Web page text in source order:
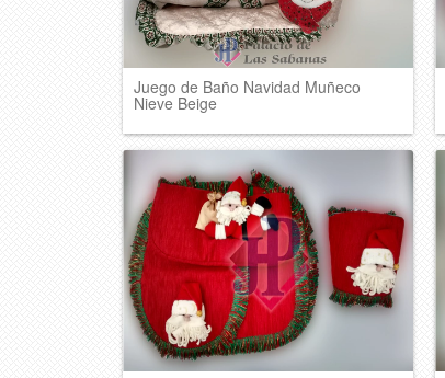
Juego de Baño Navidad Muñeco
Nieve Beige